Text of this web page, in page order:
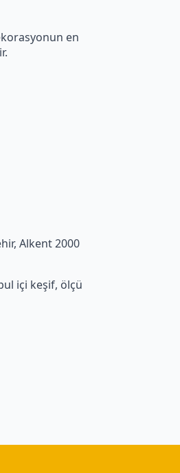
en
Alkent 2000
içi keşif, ölçü